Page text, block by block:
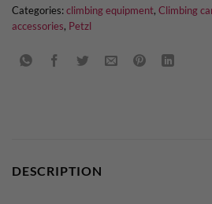
Categories:climbing equipment, Climbing
accessories, Petzl
DESCRIPTION